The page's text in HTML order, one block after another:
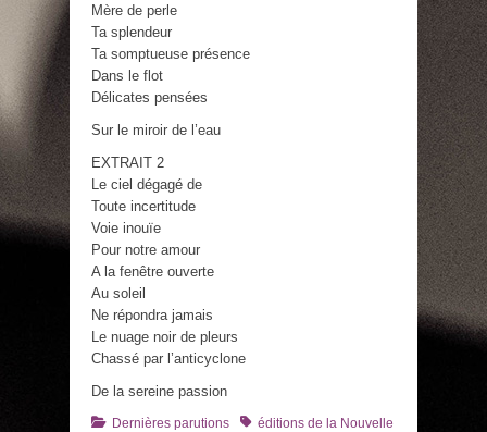
Mère de perle
Ta splendeur
Ta somptueuse présence
Dans le flot
Délicates pensées
Sur le miroir de l’eau
EXTRAIT 2
Le ciel dégagé de
Toute incertitude
Voie inouïe
Pour notre amour
A la fenêtre ouverte
Au soleil
Ne répondra jamais
Le nuage noir de pleurs
Chassé par l’anticyclone
De la sereine passion
Catégories
Dernières parutions Tagséditions de la Nouvelle